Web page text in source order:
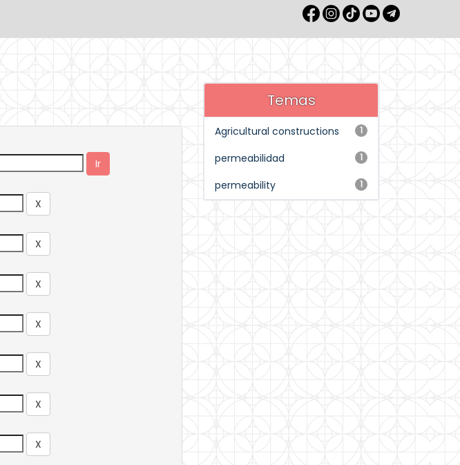
Temas
1
Agricultural constructions
1
permeabilidad
1
permeability